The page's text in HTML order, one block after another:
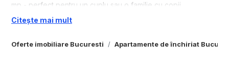
Oferte imobiliare Bucuresti Apartamente de închiriat
mp - perfect pentru un cuplu sau o familie cu copii.
• Situat la etajul 5/8 al unui bloc modern din 1990, cu lift.
• Dotat cu aer condiționat, mașină de spălat rufe nouă, TV și
• Boiler pentru apă caldă mereu disponibilă.
Citește mai mult